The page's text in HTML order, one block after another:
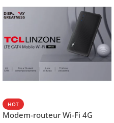
HOT
Modem-routeur Wi-Fi 4G